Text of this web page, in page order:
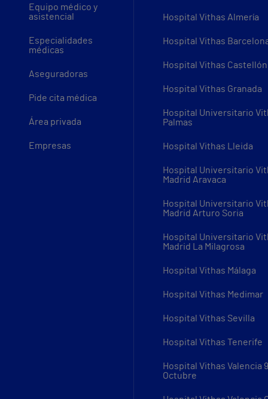
Equipo médico y
asistencial
Especialidades
médicas
Aseguradoras
Pide cita médica
Área privada
Empresas
Hospital Vithas Almería
Hospital Vithas
Hospital Vithas Castellón
Hospital Vithas Granada
Hospital Universitario
Palmas
Hospital Vithas Lleida
Hospital Universitario
Madrid Aravaca
Hospital Universitario
Madrid Arturo Soria
Hospital Universitario
Madrid La Milagrosa
Hospital Vithas Málaga
Hospital Vithas Medimar
Hospital Vithas Sevilla
Hospital Vithas Tenerife
Hospital Vithas Valencia
Octubre